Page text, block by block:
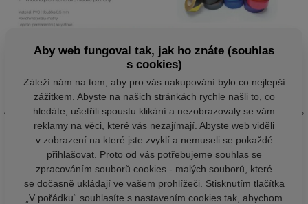
Aby web fungoval tak, jak ho znáte (souhlas
s cookies)
Záleží nám na tom, aby pro vás nakupování bylo co nejlepší
zážitkem. Abyste na našich stránkách rychle našli to, co
hledáte, ušetřili spoustu klikání a nezobrazovaly se vám
reklamy na věci, které vás nezajímají. Abyste web viděli
v zobrazení na které jste zvyklí a nemuseli se pokaždé
přihlašovat. Proto od vás potřebujeme souhlas se
zpracováním souborů cookies - malých souborů, které
se dočasně ukládají ve vašem prohlížeči. Stisknutím tlačítka
„V pořádku“ souhlasíte s nastavením cookies tak, abychom